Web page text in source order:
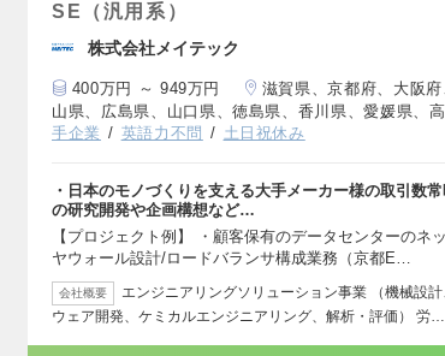
SE（汎用系）
株式会社メイテック
400万円 ～ 949万円
滋賀県、京都府、大阪
山県、広島県、山口県、徳島県、香川県、愛媛県、
手企業
英語力不問 土日祝休み
・日本のモノづくりを支える大手メーカー様の取引数
の研究開発や企画構想など…
【プロジェクト例】 ・顧客保有のデータセンターのネ
ヤウォール設計/ロードバランサ構成業務（京都E…
会社概要
エンジニアリングソリューション事業 （機械設
ウェア開発、ケミカルエンジニアリング、解析・評価） 労…